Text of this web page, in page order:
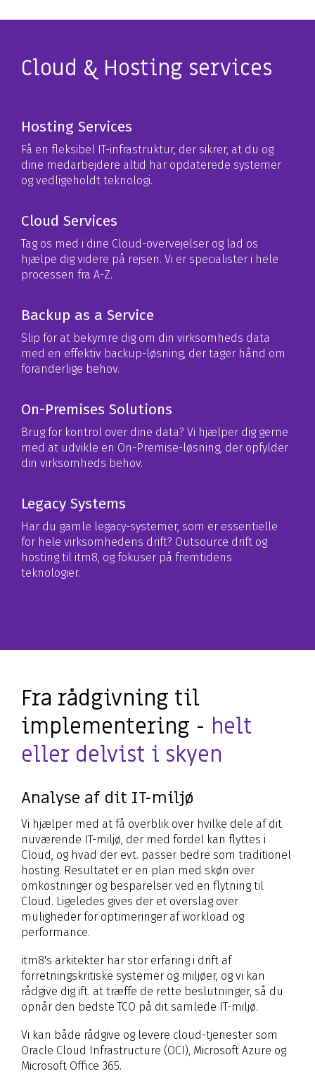
Cloud & Hosting services
Hosting Services
Få en fleksibel IT-infrastruktur, der sikrer, at du og
dine medarbejdere altid har opdaterede systemer
og vedligeholdt teknologi.
Cloud Services
Tag os med i dine Cloud-overvejelser og lad os
hjælpe dig videre på rejsen. Vi er specialister i hele
processen fra A-Z.
Backup as a Service
Slip for at bekymre dig om din virksomheds data
med en effektiv backup-løsning, der tager hånd om
foranderlige behov.
On-Premises Solutions
Brug for kontrol over dine data? Vi hjælper dig gerne
med at udvikle en On-Premise-løsning, der opfylder
din virksomheds behov.
Legacy Systems
Har du gamle legacy-systemer, som er essentielle
for hele virksomhedens drift? Outsource drift og
hosting til itm8, og fokuser på fremtidens
teknologier.
Fra rådgivning til
implementering - helt
eller delvist i skyen
Analyse af dit IT-miljø
Vi hjælper med at få overblik over hvilke dele af dit
nuværende IT-miljø, der med fordel kan flyttes i
Cloud, og hvad der evt. passer bedre som traditionel
hosting. Resultatet er en plan med skøn over
omkostninger og besparelser ved en flytning til
Cloud. Ligeledes gives der et overslag over
muligheder for optimeringer af workload og
performance.
itm8's arkitekter har stor erfaring i drift af
forretningskritiske systemer og miljøer, og vi kan
rådgive dig ift. at træffe de rette beslutninger, så du
opnår den bedste TCO på dit samlede IT-miljø.
Vi kan både rådgive og levere cloud-tjenester som
Oracle Cloud Infrastructure (OCI), Microsoft Azure og
Microsoft Office 365.